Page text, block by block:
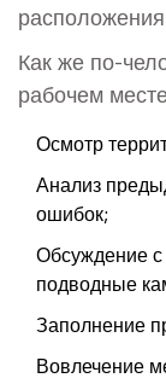
Как же по-
рабочем
Осмотр
Анализ
ошибок;
Обсуждение
подводные
Заполнение
Вовлечение